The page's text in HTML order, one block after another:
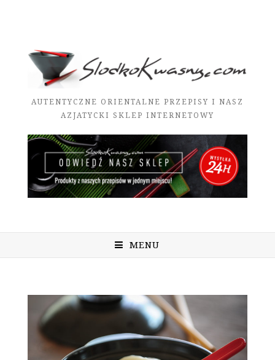
AUTENTYCZNE ORIENTALNE PRZEPISY I NASZ
AZJATYCKI SKLEP INTERNETOWY
MENU